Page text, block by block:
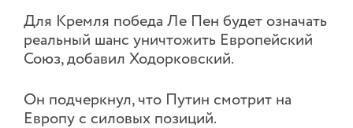
Для Кремля победа Ле Пен будет означать
реальный шанс уничтожить Европейский
Союз, добавил Ходорковский.
Он подчеркнул, что Путин смотрит на
Европу с силовых позиций.